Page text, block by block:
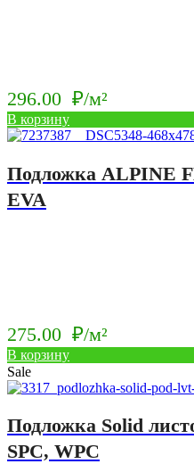
296.00 ₽/м²
В корзину
Подложка ALPINE
EVA
275.00 ₽/м²
В корзину
Sale
Подложка Solid
SPC, WPC